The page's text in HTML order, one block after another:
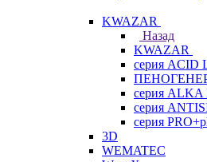
KWAZAR
Назад
KWAZAR
серия ACID
серия ALKA
серия
серия
3D
WEMATEC